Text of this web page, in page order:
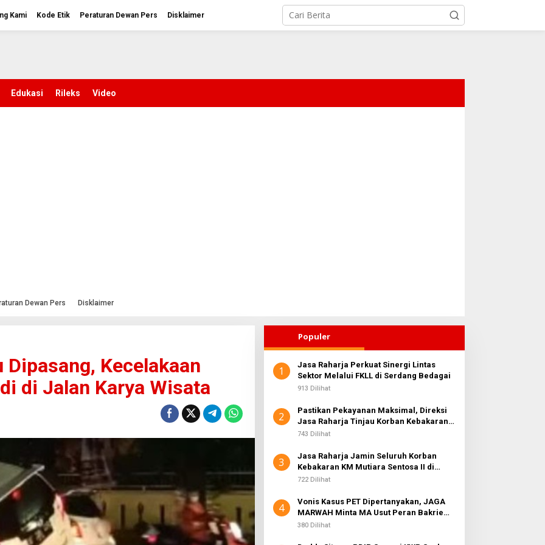
Kami Kode Etik Peraturan Dewan Pers Disklaimer
Edukasi Rileks Video
Dewan Pers Disklaimer
Kecelakaan
di Jalan Karya Wisata
Populer
1
Jasa Raharja Perkuat Sinergi Lintas
Sektor Melalui FKLL di Serdang Bedagai
913 Dilihat
2
Pastikan Pekayanan Maksimal, Direksi
Jasa Raharja Tinjau Korban Kebakaran
KM Mutiara Sentosa II
743 Dilihat
3
Jasa Raharja Jamin Seluruh Korban
Kebakaran KM Mutiara Sentosa II di
Perairan Sumenep
722 Dilihat
4
Vonis Kasus PET Dipertanyakan, JAGA
MARWAH Minta MA Usut Peran Bakrie
Group
380 Dilihat